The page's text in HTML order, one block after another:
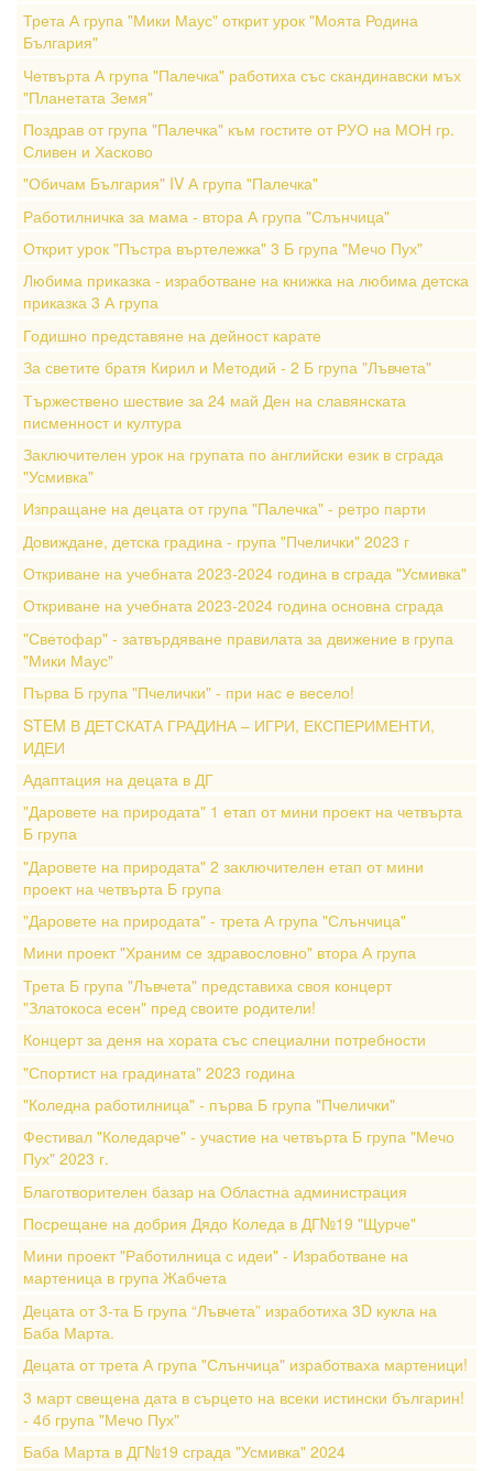
Трета А група "Мики Маус" открит урок "Моята Родина
България"
Четвърта А група "Палечка" работиха със скандинавски мъх
"Планетата Земя"
Поздрав от група "Палечка" към гостите от РУО на МОН гр.
Сливен и Хасково
"Обичам България" IV А група "Палечка"
Работилничка за мама - втора А група "Слънчица"
Открит урок "Пъстра въртележка" 3 Б група "Мечо Пух"
Любима приказка - изработване на книжка на любима детска
приказка 3 А група
Годишно представяне на дейност карате
За светите братя Кирил и Методий - 2 Б група "Лъвчета"
Тържествено шествие за 24 май Ден на славянската
писменност и култура
Заключителен урок на групата по английски език в сграда
"Усмивка"
Изпращане на децата от група "Палечка" - ретро парти
Довиждане, детска градина - група "Пчелички" 2023 г
Откриване на учебната 2023-2024 година в сграда "Усмивка"
Откриване на учебната 2023-2024 година основна сграда
"Светофар" - затвърдяване правилата за движение в група
"Мики Маус"
Първа Б група "Пчелички" - при нас е весело!
STEM В ДЕТСКАТА ГРАДИНА – ИГРИ, ЕКСПЕРИМЕНТИ,
ИДЕИ
Адаптация на децата в ДГ
"Даровете на природата" 1 етап от мини проект на четвърта
Б група
"Даровете на природата" 2 заключителен етап от мини
проект на четвърта Б група
"Даровете на природата" - трета А група "Слънчица"
Мини проект "Храним се здравословно" втора А група
Трета Б група "Лъвчета" представиха своя концерт
"Златокоса есен" пред своите родители!
Концерт за деня на хората със специални потребности
"Спортист на градината" 2023 година
"Коледна работилница" - първа Б група "Пчелички"
Фестивал "Коледарче" - участие на четвърта Б група "Мечо
Пух" 2023 г.
Благотворителен базар на Областна администрация
Посрещане на добрия Дядо Коледа в ДГ№19 "Щурче"
Мини проект "Работилница с идеи" - Изработване на
мартеница в група Жабчета
Децата от 3-та Б група “Лъвчета” изработиха 3D кукла на
Баба Марта.
Децата от трета А група "Слънчица" изработваха мартеници!
3 март свещена дата в сърцето на всеки истински българин!
- 4б група "Мечо Пух"
Баба Марта в ДГ№19 сграда "Усмивка" 2024